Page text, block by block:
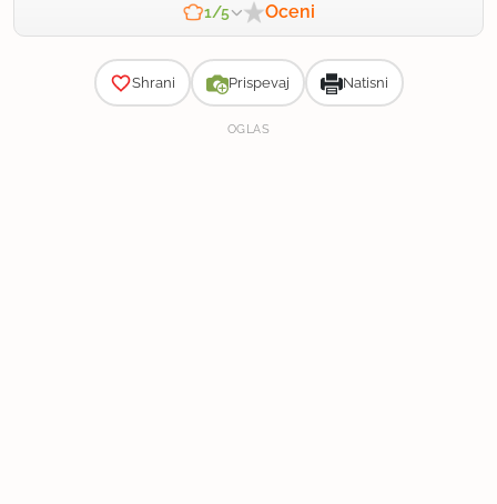
1/5 Oceni
Shrani Prispevaj Natisni
OGLAS